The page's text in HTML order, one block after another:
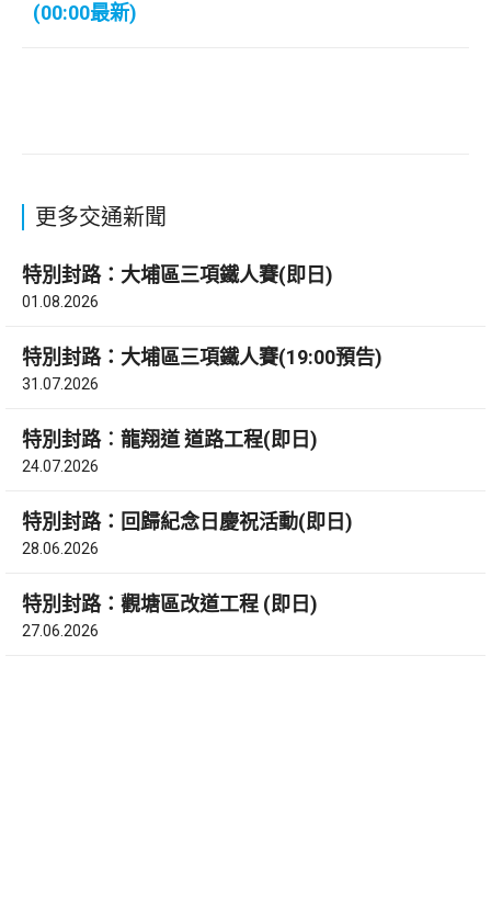
(00:00最新)
更多交通新聞
特別封路：大埔區三項鐵人賽(即日)
01.08.2026
特別封路：大埔區三項鐵人賽(19:00預告)
31.07.2026
特別封路︰龍翔道 道路工程(即日)
24.07.2026
特別封路：回歸紀念日慶祝活動(即日)
28.06.2026
特別封路：觀塘區改道工程 (即日)
27.06.2026